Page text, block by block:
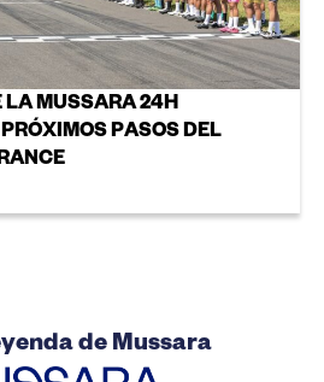
LA MUSSARA 24H
PASOS DEL
de Mussara